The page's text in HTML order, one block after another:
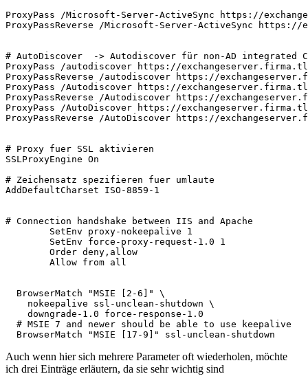
ProxyPass /Microsoft-Server-ActiveSync https://
ProxyPassReverse /Microsoft-Server-ActiveSync
# AutoDiscover  -> Autodiscover für non-AD integrated
ProxyPass /autodiscover https://
ProxyPassReverse /autodiscover https://
ProxyPass /Autodiscover https://
ProxyPassReverse /Autodiscover https://
ProxyPass /AutoDiscover https://
ProxyPassReverse /AutoDiscover https://
# Proxy fuer SSL aktivieren
SSLProxyEngine On
# Zeichensatz spezifieren fuer umlaute
AddDefaultCharset ISO-8859-1
        SetEnv proxy-nokeepalive 1
        SetEnv force-proxy-request-1.0 1
        Order deny,allow
  BrowserMatch "MSIE [2-6]" \
    nokeepalive ssl-unclean-shutdown \
    downgrade-1.0 force-response-1.0
  # MSIE 7 and newer should be able to use keepalive
Auch wenn hier sich mehrere Parameter oft wiederholen, möchte
ich drei Einträge erläutern, da sie sehr wichtig sind